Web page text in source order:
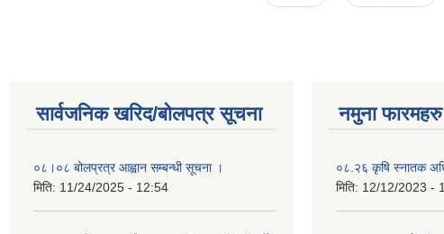
सार्वजनिक खरिद/बोलपत्र सूचना
०८।०८ बोलप्रत्र आह्वान सम्बन्धी सूचना ।
मिति: 11/24/2025 - 12:54
नमुना
०८.२६ कृषि स्‍नातक
मिति: 12/12/2023 -